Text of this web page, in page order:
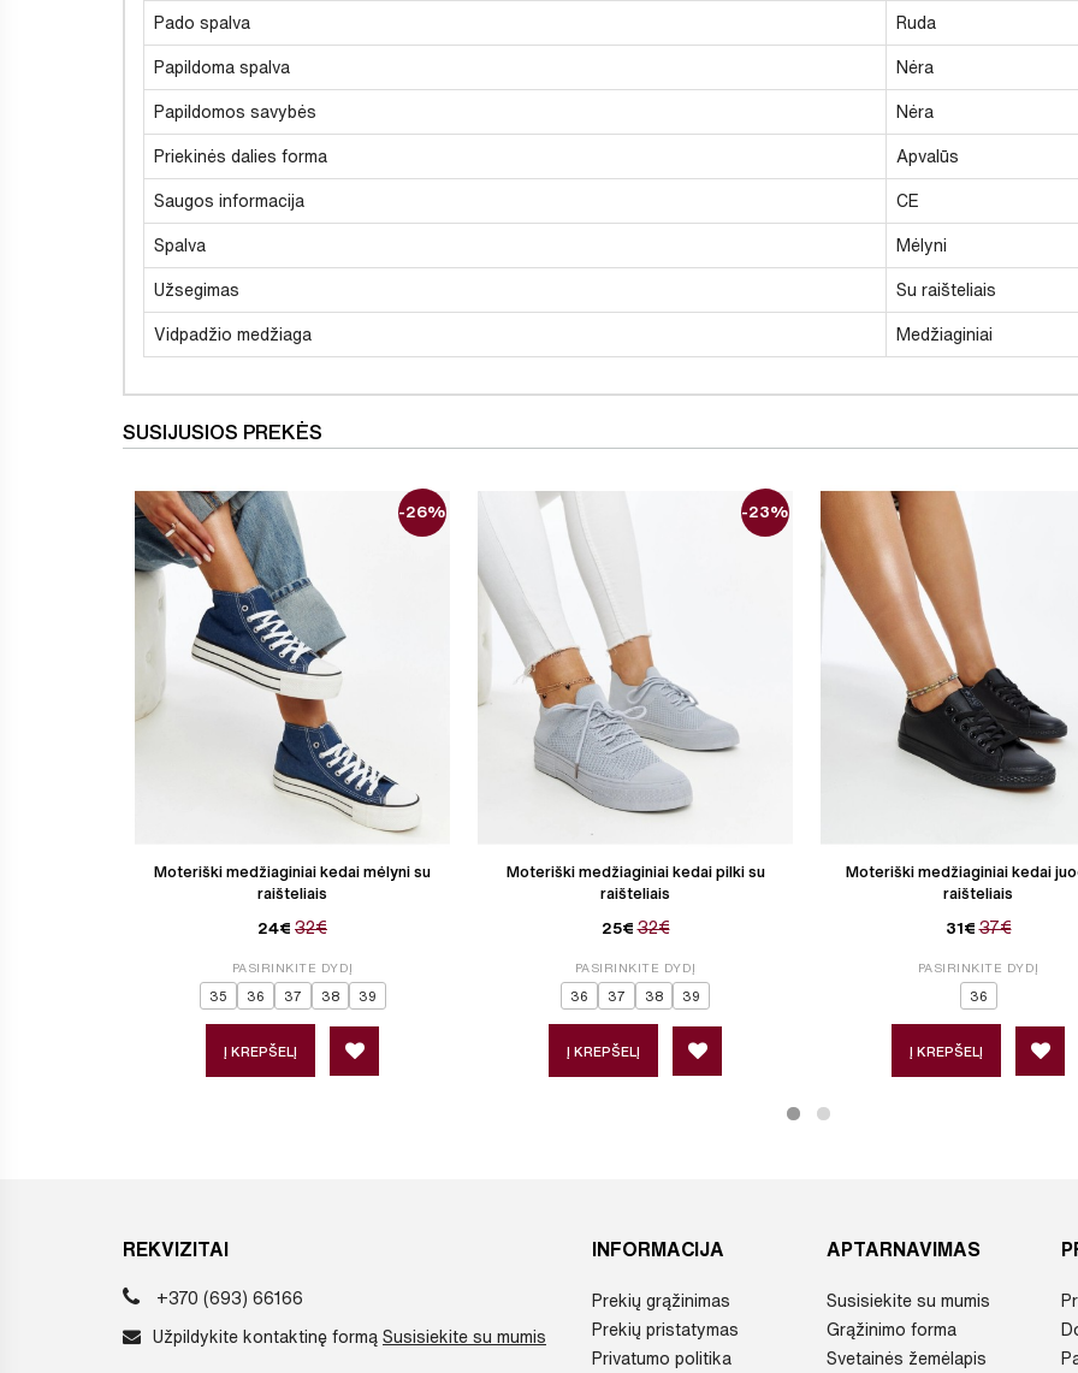
Pado spalva Ruda
Papildoma spalva Nėra
Papildomos savybės Nėra
Priekinės dalies forma Apvalūs
Saugos informacija CE
Spalva Mėlyni
Užsegimas Su raišteliais
Vidpadžio medžiaga Medžiaginiai
SUSIJUSIOS PREKĖS
Moteriški medžiaginiai kedai mėlyni su
raišteliais
24€ 32€
-26%
PASIRINKITE DYDĮ
35 36 37 38 39
Į KREPŠELĮ
Moteriški medžiaginiai kedai pilki su
raišteliais
25€ 32€
-23%
PASIRINKITE DYDĮ
36 37 38 39
Į KREPŠELĮ
Moteriški medžiaginiai kedai
raišteliais
31€ 37€
PASIRINKITE DYDĮ
36
Į KREPŠELĮ
REKVIZITAI
+370 (693) 66166
Užpildykite kontaktinę formą Susisiekite su mumis
INFORMACIJA
Prekių grąžinimas
Prekių pristatymas
Privatumo politika
APTARNAVIMAS
Susisiekite su mumis
Grąžinimo forma
Svetainės žemėlapis